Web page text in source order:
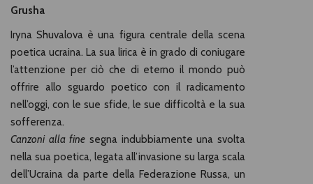
Grusha
Iryna Shuvalova è una figura centrale della scena
poetica ucraina. La sua lirica è in grado di coniugare
l’attenzione per ciò che di eterno il mondo può
offrire allo sguardo poetico con il radicamento
nell’oggi, con le sue sfide, le sue difficoltà e la sua
sofferenza.
Canzoni alla fine segna indubbiamente una svolta
nella sua poetica, legata all’invasione su larga scala
dell’Ucraina da parte della Federazione Russa, un